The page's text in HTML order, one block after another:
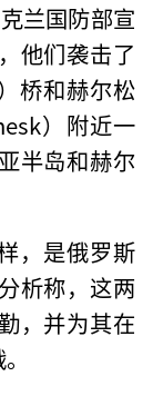
兰国防部宣
他们袭击了
桥和赫尔松
）附近一
半岛和赫尔
，是俄罗斯
析称，这两
，并为其在